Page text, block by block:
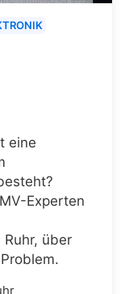
eine
Experten
über